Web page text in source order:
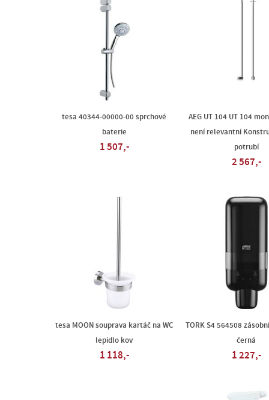
tesa 40344-00000-00 sprchové
baterie
1 507,-
AEG UT 104 UT 104
není relevantní
potrubí
2 567,-
tesa MOON souprava kartáč na WC
lepidlo kov
1 118,-
TORK S4 564508
černá
1 227,-